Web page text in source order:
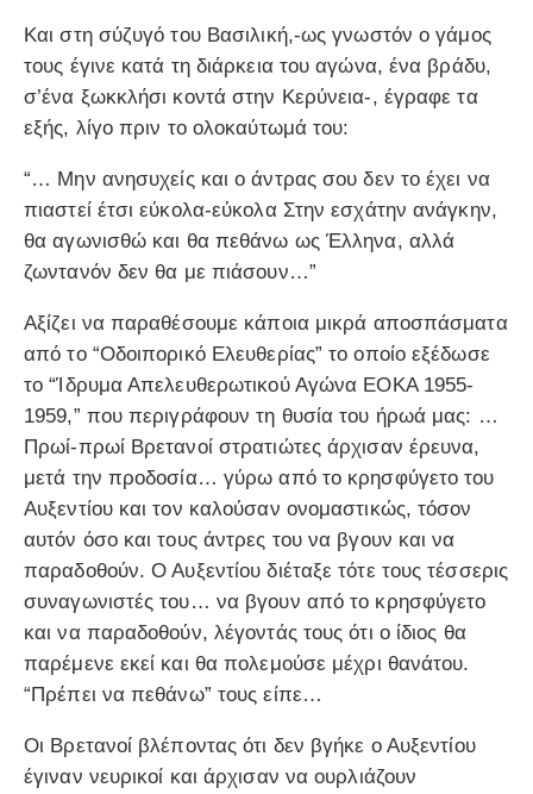
Και στη σύζυγό του Βασιλική,-ως γνωστόν ο γάμος
τους έγινε κατά τη διάρκεια του αγώνα, ένα βράδυ,
σ’ένα ξωκκλήσι κοντά στην Κερύνεια-, έγραφε τα
εξής, λίγο πριν το ολοκαύτωμά του:
“… Μην ανησυχείς και ο άντρας σου δεν το έχει να
πιαστεί έτσι εύκολα-εύκολα Στην εσχάτην ανάγκην,
θα αγωνισθώ και θα πεθάνω ως Έλληνα, αλλά
ζωντανόν δεν θα με πιάσουν…”
Αξίζει να παραθέσουμε κάποια μικρά αποσπάσματα
από το “Οδοιπορικό Ελευθερίας” το οποίο εξέδωσε
το “Ίδρυμα Απελευθερωτικού Αγώνα ΕΟΚΑ 1955-
1959,” που περιγράφουν τη θυσία του ήρωά μας: …
Πρωί-πρωί Βρετανοί στρατιώτες άρχισαν έρευνα,
μετά την προδοσία… γύρω από το κρησφύγετο του
Αυξεντίου και τον καλούσαν ονομαστικώς, τόσον
αυτόν όσο και τους άντρες του να βγουν και να
παραδοθούν. Ο Αυξεντίου διέταξε τότε τους τέσσερις
συναγωνιστές του… να βγουν από το κρησφύγετο
και να παραδοθούν, λέγοντάς τους ότι ο ίδιος θα
παρέμενε εκεί και θα πολεμούσε μέχρι θανάτου.
“Πρέπει να πεθάνω” τους είπε…
Οι Βρετανοί βλέποντας ότι δεν βγήκε ο Αυξεντίου
έγιναν νευρικοί και άρχισαν να ουρλιάζουν